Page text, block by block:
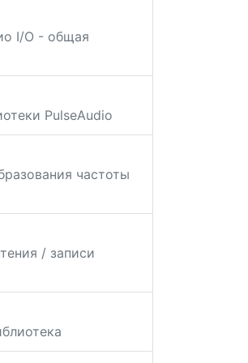
I/O - общая
PulseAudio
частоты
/ записи